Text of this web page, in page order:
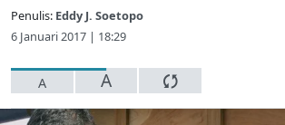
Penulis: Eddy J. Soetopo
6 Januari 2017 | 18:29
A A